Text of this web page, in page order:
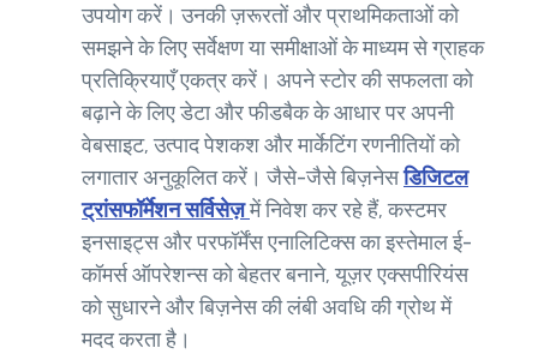
उपयोग करें। उनकी ज़रूरतों और प्राथमिकताओं को
समझने के लिए सर्वेक्षण या समीक्षाओं के माध्यम से ग्राहक
प्रतिक्रियाएँ एकत्र करें। अपने स्टोर की सफलता को
बढ़ाने के लिए डेटा और फीडबैक के आधार पर अपनी
वेबसाइट, उत्पाद पेशकश और मार्केटिंग रणनीतियों को
लगातार अनुकूलित करें। जैसे-जैसे बिज़नेसडिजिटल
ट्रांसफॉर्मेशन सर्विसेज़में निवेश कर रहे हैं, कस्टमर
इनसाइट्स और परफॉर्मेंस एनालिटिक्स का इस्तेमाल ई-
कॉमर्स ऑपरेशन्स को बेहतर बनाने, यूज़र एक्सपीरियंस
को सुधारने और बिज़नेस की लंबी अवधि की ग्रोथ में
मदद करता है।